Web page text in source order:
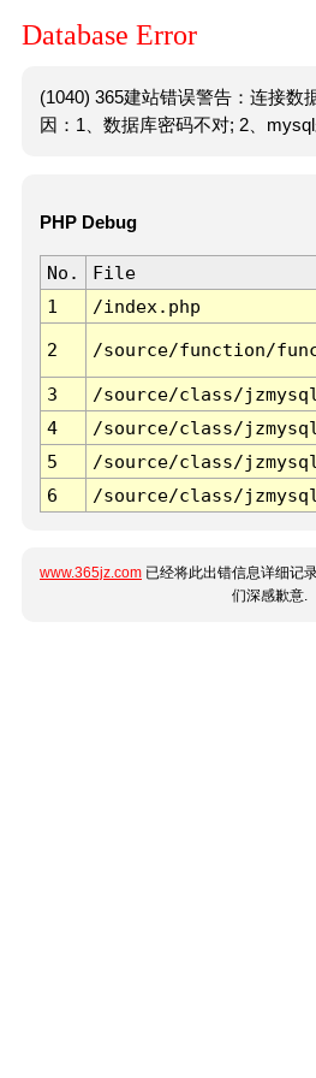
Database Error
(1040) 365建站错误警告：连接数
因：1、数据库密码不对; 2、mysql
PHP Debug
No. File
1
/index.php
2 /source/function/
3 /source/class/
4
/source/class/
5
/source/class/
6
/source/class/
www.365jz.com 已经将此出错信息详细记
们深感歉意.